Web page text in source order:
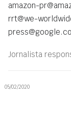
amazon-
rrt@we-
Jornalista
05/02/2020